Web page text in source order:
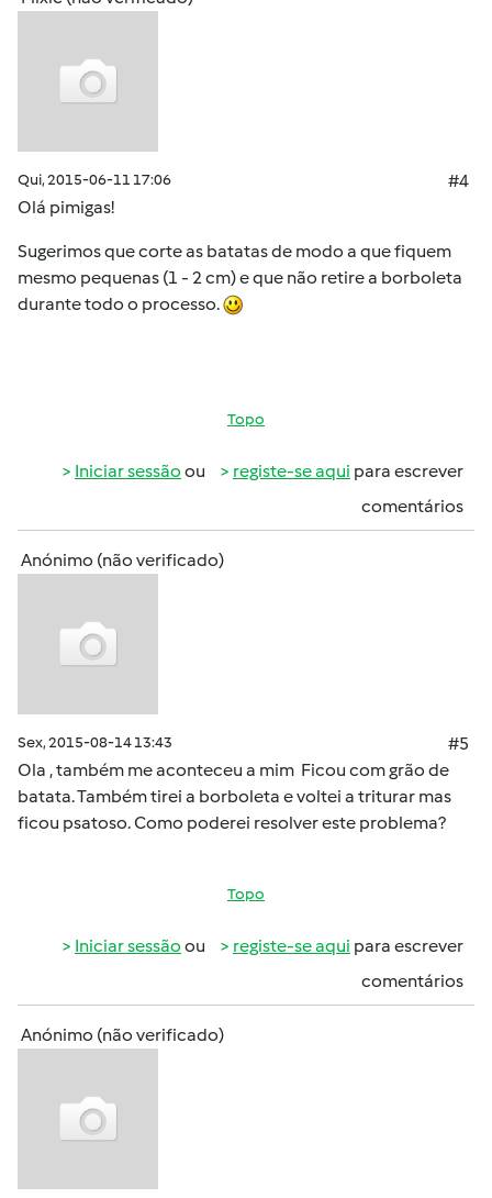
Qui, 2015-06-11 17:06
#4
Olá pimigas!
Sugerimos que corte as batatas de modo a que fiquem
mesmo pequenas (1 - 2 cm) e que não retire a borboleta
durante todo o processo.
Topo
Iniciar sessão ou registe-se aqui para escrever
comentários
Anónimo (não verificado)
Sex, 2015-08-14 13:43
#5
Ola , também me aconteceu a mim Ficou com grão de
batata. Também tirei a borboleta e voltei a triturar mas
ficou psatoso. Como poderei resolver este problema?
Topo
Iniciar sessão ou registe-se aqui para escrever
comentários
Anónimo (não verificado)